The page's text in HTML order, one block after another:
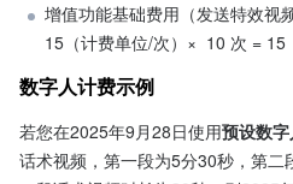
增值功能基础费用（发送特效视
15（计费单位/次）×  10 次 = 15
数字人计费示例
若您在2025年9月28日使用预设数
话术视频，第一段为5分30秒，第二